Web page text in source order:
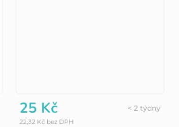
< 2 týdny
22,32 Kč bez DPH
25 Kč